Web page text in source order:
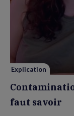
Explication
faut savoir